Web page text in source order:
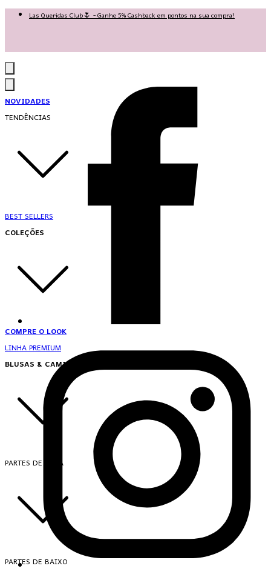
Las Queridas Club🌷 - Ganhe 5% Cashback em pontos na sua compra!
NOVIDADES
TENDÊNCIAS
BEST SELLERS
COLEÇÕES
COMPRE O LOOK
LINHA PREMIUM
BLUSAS & CAMISAS
PARTES DE CIMA
PARTES DE BAIXO